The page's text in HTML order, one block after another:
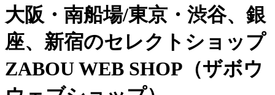
大阪・南船場/東京・渋谷、銀
座、新宿のセレクトショップ
ZABOU WEB SHOP（ザボウ